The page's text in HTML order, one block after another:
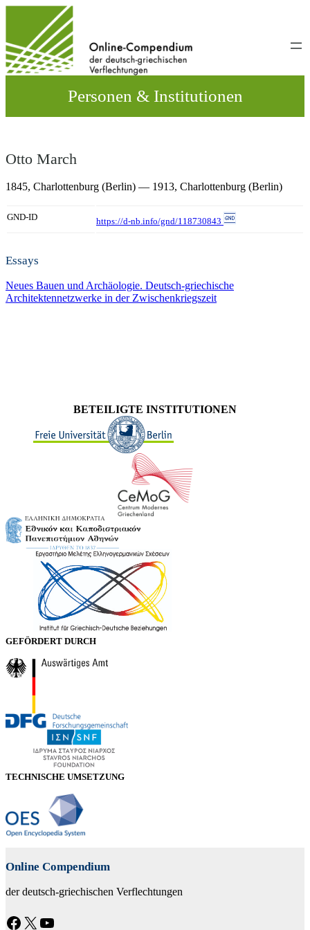
wechseln
Personen & Institutionen
Otto March
1845, Charlottenburg (Berlin) — 1913, Charlottenburg (Berlin)
GND-ID https://d-nb.info/gnd/118730843
Essays
Neues Bauen und Archäologie. Deutsch-griechische
Architektennetzwerke in der Zwischenkriegszeit
BETEILIGTE INSTITUTIONEN
GEFÖRDERT DURCH
TECHNISCHE UMSETZUNG
Online Compendium
der deutsch-griechischen Verflechtungen
Facebook X YouTube